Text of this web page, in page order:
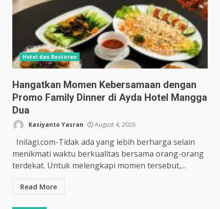
Hotel dan Restoran
Hangatkan Momen Kebersamaan dengan
Promo Family Dinner di Ayda Hotel Mangga
Dua
Kasiyanto Yasran August 4, 2026
Inilagi.com-Tidak ada yang lebih berharga selain
menikmati waktu berkualitas bersama orang-orang
terdekat. Untuk melengkapi momen tersebut,...
Read More